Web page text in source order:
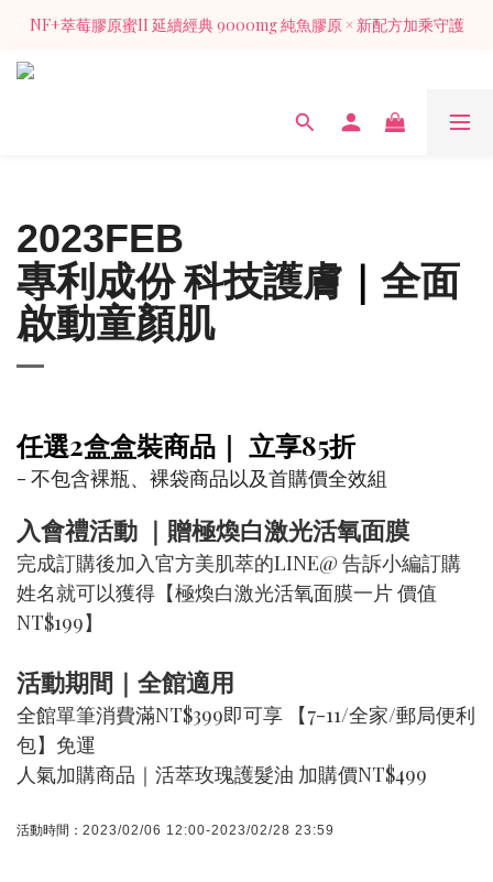
NF+萃莓膠原蜜II 延續經典 9000mg 純魚膠原 × 新配方加乘守護
NF+萃莓膠原蜜II 延續經典 9000mg 純魚膠原 × 新配方加乘守護
NF+萃莓膠原蜜II 延續經典 9000mg 純魚膠原 × 新配方加乘守護
2023FEB
專利成份 科技護膚 ｜ 全面
啟動童顏肌
任選2盒盒裝商品｜ 立享85折
- 不包含裸瓶、裸袋商品以及首購價全效組
入會禮活動 ｜贈極煥白激光活氧面膜
完成訂購後加入官方美肌萃的LINE@ 告訴小編訂購
姓名就可以獲得【極煥白激光活氧面膜一片 價值
NT$199】
活動期間｜全館適用
全館單筆消費滿NT$399即可享 【7-11/全家/郵局便利
包】免運
人氣加購商品｜活萃玫瑰護髮油 加購價NT$499
活動時間： 2023/02/06 12:00-2023/02/28 23:59